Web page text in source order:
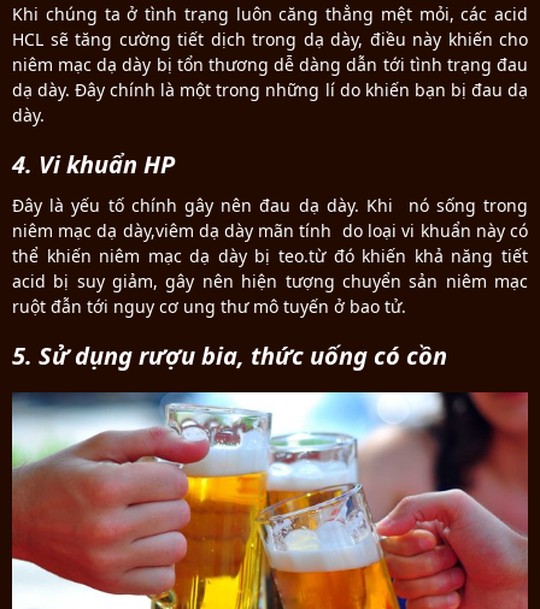
Khi chúng ta ở tình trạng luôn căng thẳng mệt mỏi, các acid
HCL sẽ tăng cường tiết dịch trong dạ dày, điều này khiến cho
niêm mạc dạ dày bị tổn thương dễ dàng dẫn tới tình trạng đau
dạ dày. Đây chính là một trong những lí do khiến bạn bị đau dạ
dày.
4. Vi khuẩn HP
Đây là yếu tố chính gây nên đau dạ dày. Khi nó sống trong
niêm mạc dạ dày,viêm dạ dày mãn tính do loại vi khuẩn này có
thể khiến niêm mạc dạ dày bị teo.từ đó khiến khả năng tiết
acid bị suy giảm, gây nên hiện tượng chuyển sản niêm mạc
ruột đẫn tới nguy cơ ung thư mô tuyến ở bao tử.
5. Sử dụng rượu bia, thức uống có cồn